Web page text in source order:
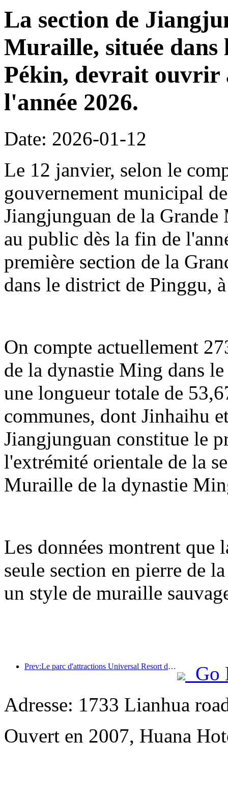
La section de
Muraille, située
Pékin, devrait ouvrir
l'année 2026.
Date: 2026-01-12
Le 12 janvier, selon le
gouvernement municipal
Jiangjunguan de la
au public dès la fin de
première section de la
dans le district de Pinggu,
On compte actuellement
de la dynastie Ming dans
une longueur totale de
communes, dont Jinhaihu
Jiangjunguan constitue le
l'extrémité orientale de la
Muraille de la dynastie
Les données montrent que
seule section en pierre de
un style de muraille
Prev:Le parc d'attractions Universal Resort de Pékin lancera son événement du Nouvel An chinois le 23 janvier, qui durera 40 jours.
Go
Adresse: 1733 Lianhua
Ouvert en 2007, Huana